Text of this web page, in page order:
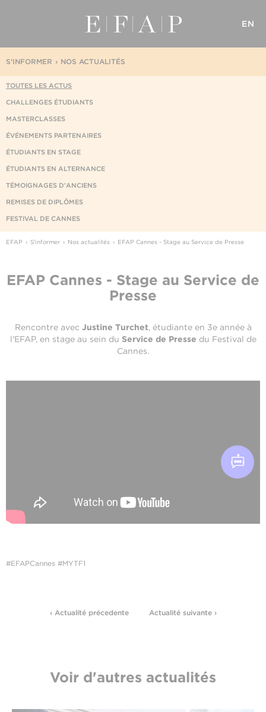
EN
NOS ACTUALITÉS
S'INFORMER
TOUTES LES ACTUS
CHALLENGES ÉTUDIANTS
MASTERCLASSES
ÉVÉNEMENTS PARTENAIRES
ÉTUDIANTS EN STAGE
ÉTUDIANTS EN ALTERNANCE
TÉMOIGNAGES D'ANCIENS
REMISES DE DIPLÔMES
FESTIVAL DE CANNES
EFAP S'informer Nos actualités EFAP Cannes - Stage au Service de Presse
EFAP Cannes - Stage au Service de
Presse
Rencontre avec Justine Turchet, étudiante en 3e année à
l'EFAP, en stage au sein du Service de Presse du Festival de
Cannes.
#EFAPCannes #MYTF1
‹ Actualité précedente Actualité suivante ›
Voir d'autres actualités